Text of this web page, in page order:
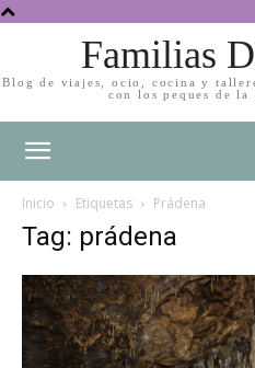
Familias
Blog de viajes, ocio, cocina y
con los peques de
Inicio Etiquetas Prádena
Tag: prádena